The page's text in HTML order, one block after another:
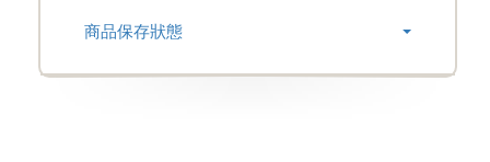
商品保存狀態